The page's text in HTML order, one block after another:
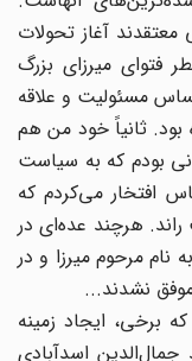
آغاز تحولات
فتوای میرزای بزرگ
مسئولیت و علاقه
ثانیاً خود من هم
بودم که به سیاست
می‌کردم که
هرچند عده‌ای در
مرحوم میرزا و در
نشدند...
برخی، ایجاد زمینه
اسدآبادی